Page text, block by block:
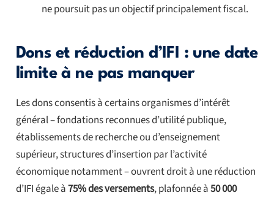
ne poursuit pas un objectif principalement fiscal.
Dons et réduction d’IFI : une date
limite à ne pas manquer
Les dons consentis à certains organismes d’intérêt
général – fondations reconnues d’utilité publique,
établissements de recherche ou d’enseignement
supérieur, structures d’insertion par l’activité
économique notamment – ouvrent droit à une réduction
d’IFI égale à75% des versements, plafonnée à50 000